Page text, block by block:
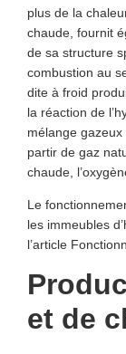
plus de la
chaude, fournit
de sa structure
combustion au
dite à froid
la réaction de
mélange
partir de gaz
chaude,
Le
les immeubles
l’article
et de